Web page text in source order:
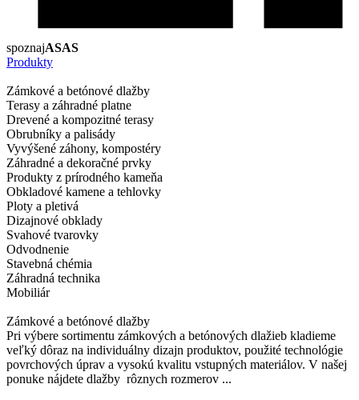
spoznajASAS
Produkty
Zámkové a betónové dlažby
Terasy a záhradné platne
Drevené a kompozitné terasy
Obrubníky a palisády
Vyvýšené záhony, kompostéry
Záhradné a dekoračné prvky
Produkty z prírodného kameňa
Obkladové kamene a tehlovky
Ploty a pletivá
Dizajnové obklady
Svahové tvarovky
Odvodnenie
Stavebná chémia
Záhradná technika
Mobiliár
Zámkové a betónové dlažby
Pri výbere sortimentu zámkových a betónových dlažieb kladieme
veľký dôraz na individuálny dizajn produktov, použité technológie
povrchových úprav a vysokú kvalitu vstupných materiálov. V našej
ponuke nájdete dlažby rôznych rozmerov ...